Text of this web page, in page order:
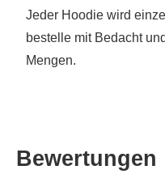
Jeder Hoodie wird
bestelle mit Bedacht
Mengen.
Bewertungen